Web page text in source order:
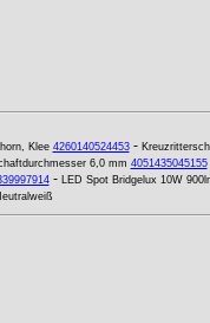
Klee 4260140524453-
6,0 mm 4051435045155
- LED Spot Bridgelux 10W